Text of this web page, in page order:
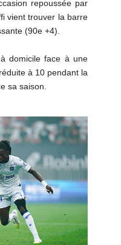
repoussée par
vient trouver la barre
(90e +4).
domicile face à une
à 10 pendant la
sa saison.